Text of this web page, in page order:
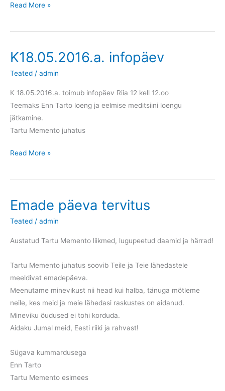
Maikuu
eriväljaanne
Read More »
K18.05.2016.a. infopäev
Teated / admin
K 18.05.2016.a. toimub infopäev Riia 12 kell 12.oo
Teemaks Enn Tarto loeng ja eelmise meditsiini loengu
jätkamine.
Tartu Memento juhatus
K18.05.2016.a.
Read More »
Emade päeva tervitus
Teated / admin
Austatud Tartu Memento liikmed, lugupeetud daamid ja härrad!
Tartu Memento juhatus soovib Teile ja Teie lähedastele
meeldivat emadepäeva.
Meenutame minevikust nii head kui halba, tänuga mõtleme
neile, kes meid ja meie lähedasi raskustes on aidanud.
Mineviku õudused ei tohi korduda.
Aidaku Jumal meid, Eesti riiki ja rahvast!
Sügava kummardusega
Enn Tarto
Tartu Memento esimees